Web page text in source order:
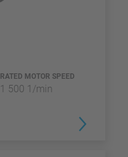
RATED MOTOR SPEED
1 500 1/min